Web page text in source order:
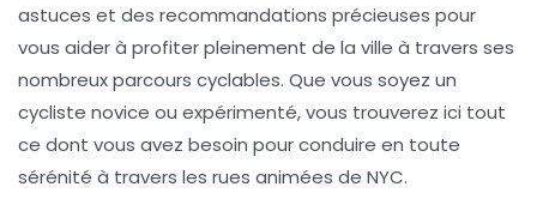
astuces et des recommandations précieuses pour
vous aider à profiter pleinement de la ville à travers ses
nombreux parcours cyclables. Que vous soyez un
cycliste novice ou expérimenté, vous trouverez ici tout
ce dont vous avez besoin pour conduire en toute
sérénité à travers les rues animées de NYC.